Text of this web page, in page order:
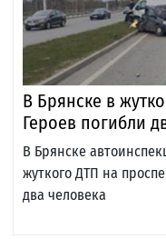
В Брянске в
Героев погибли
В Брянске
жуткого ДТП на
два человека